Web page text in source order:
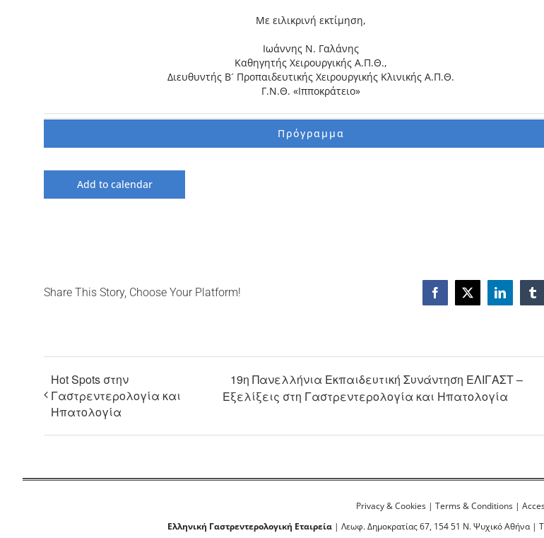
Με ειλικρινή εκτίμηση,
Ιωάννης Ν. Γαλάνης
Καθηγητής Χειρουργικής Α.Π.Θ.,
Διευθυντής Β´ Προπαιδευτικής Χειρουργικής Κλινικής Α.Π.Θ.
Γ.Ν.Θ. «Ιπποκράτειο»
Πρόγραμμα
Add to calendar
Share This Story, Choose Your Platform! Facebook
X LinkedIn
Hot Spots στην
Γαστρεντερολογία και
Ηπατολογία
19η Πανελλήνια Εκπαιδευτική Συνάντηση ΕΛΙΓΑΣΤ –
Εξελίξεις στη Γαστρεντερολογία και Ηπατολογία
Privacy & Cookies | Terms & Conditions |
Ελληνική Γαστρεντερολογική Εταιρεία | Λεωφ. Δημοκρατίας 67, 154 51 Ν. Ψυχικό Αθήνα